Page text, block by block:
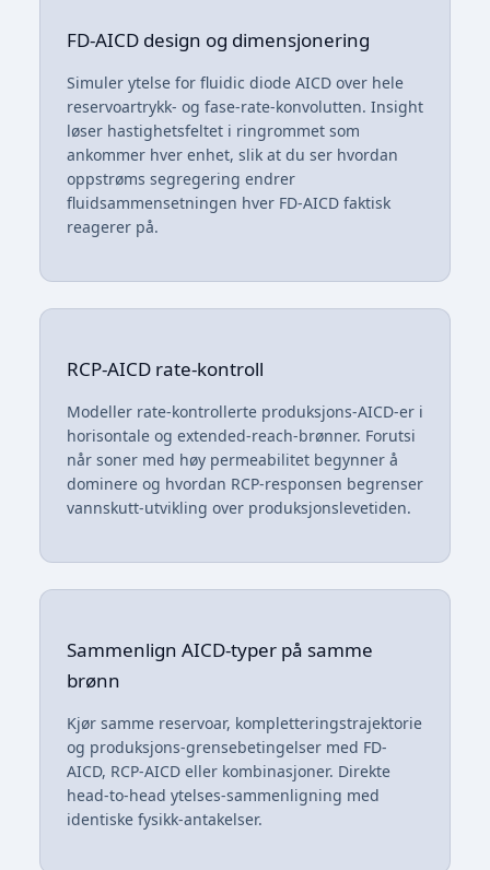
FD-AICD design og dimensjonering
Simuler ytelse for fluidic diode AICD over hele
reservoartrykk- og fase-rate-konvolutten. Insight
løser hastighetsfeltet i ringrommet som
ankommer hver enhet, slik at du ser hvordan
oppstrøms segregering endrer
fluidsammensetningen hver FD-AICD faktisk
reagerer på.
RCP-AICD rate-kontroll
Modeller rate-kontrollerte produksjons-AICD-er i
horisontale og extended-reach-brønner. Forutsi
når soner med høy permeabilitet begynner å
dominere og hvordan RCP-responsen begrenser
vannskutt-utvikling over produksjonslevetiden.
Sammenlign AICD-typer på samme
brønn
Kjør samme reservoar, kompletteringstrajektorie
og produksjons-grensebetingelser med FD-
AICD, RCP-AICD eller kombinasjoner. Direkte
head-to-head ytelses-sammenligning med
identiske fysikk-antakelser.